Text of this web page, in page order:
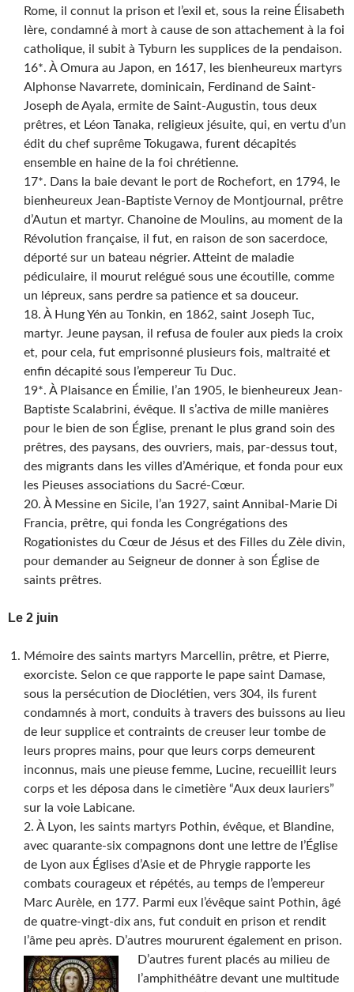
Rome, il connut la prison et l’exil et, sous la reine Élisabeth
Ière, condamné à mort à cause de son attachement à la foi
catholique, il subit à Tyburn les supplices de la pendaison.
16*. À Omura au Japon, en 1617, les bienheureux martyrs
Alphonse Navarrete, dominicain, Ferdinand de Saint-
Joseph de Ayala, ermite de Saint-Augustin, tous deux
prêtres, et Léon Tanaka, religieux jésuite, qui, en vertu d’un
édit du chef suprême Tokugawa, furent décapités
ensemble en haine de la foi chrétienne.
17*. Dans la baie devant le port de Rochefort, en 1794, le
bienheureux Jean-Baptiste Vernoy de Montjournal, prêtre
d’Autun et martyr. Chanoine de Moulins, au moment de la
Révolution française, il fut, en raison de son sacerdoce,
déporté sur un bateau négrier. Atteint de maladie
pédiculaire, il mourut relégué sous une écoutille, comme
un lépreux, sans perdre sa patience et sa douceur.
18. À Hung Yén au Tonkin, en 1862, saint Joseph Tuc,
martyr. Jeune paysan, il refusa de fouler aux pieds la croix
et, pour cela, fut emprisonné plusieurs fois, maltraité et
enfin décapité sous l’empereur Tu Duc.
19*. À Plaisance en Émilie, l’an 1905, le bienheureux Jean-
Baptiste Scalabrini, évêque. Il s’activa de mille manières
pour le bien de son Église, prenant le plus grand soin des
prêtres, des paysans, des ouvriers, mais, par-dessus tout,
des migrants dans les villes d’Amérique, et fonda pour eux
les Pieuses associations du Sacré-Cœur.
20. À Messine en Sicile, l’an 1927, saint Annibal-Marie Di
Francia, prêtre, qui fonda les Congrégations des
Rogationistes du Cœur de Jésus et des Filles du Zèle divin,
pour demander au Seigneur de donner à son Église de
saints prêtres.
Le 2 juin
Mémoire des saints martyrs Marcellin, prêtre, et Pierre,
exorciste. Selon ce que rapporte le pape saint Damase,
sous la persécution de Dioclétien, vers 304, ils furent
condamnés à mort, conduits à travers des buissons au lieu
de leur supplice et contraints de creuser leur tombe de
leurs propres mains, pour que leurs corps demeurent
inconnus, mais une pieuse femme, Lucine, recueillit leurs
corps et les déposa dans le cimetière “Aux deux lauriers”
sur la voie Labicane.
2. À Lyon, les saints martyrs Pothin, évêque, et Blandine,
avec quarante-six compagnons dont une lettre de l’Église
de Lyon aux Églises d’Asie et de Phrygie rapporte les
combats courageux et répétés, au temps de l’empereur
Marc Aurèle, en 177. Parmi eux l’évêque saint Pothin, âgé
de quatre-vingt-dix ans, fut conduit en prison et rendit
l’âme peu après. D’autres moururent également en prison.
D’autres furent placés au milieu de
l’amphithéâtre devant une multitude